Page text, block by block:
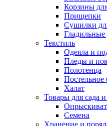
Корзины
Прищепки
Сушилки
Гладильные
Текстиль
Одеяла и
Пледы и
Полотенца
Постельное
Халат
Товары для сада и
Семена
Хранение и